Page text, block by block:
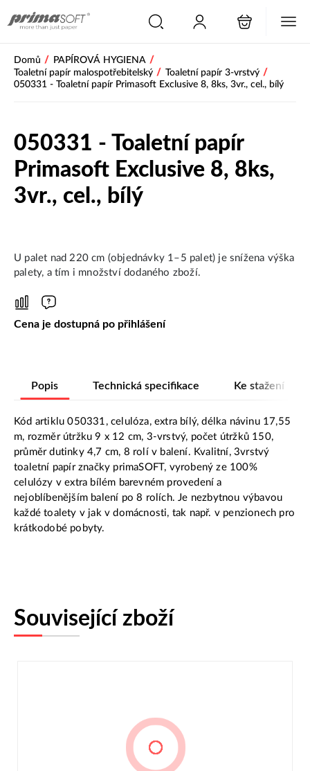
Domů / PAPÍROVÁ HYGIENA /
Toaletní papír malospotřebitelský / Toaletní papír 3-vrstvý /
050331 - Toaletní papír Primasoft Exclusive 8, 8ks, 3vr., cel., bílý
050331 - Toaletní papír
Primasoft Exclusive 8, 8ks,
3vr., cel., bílý
U palet nad 220 cm (objednávky 1–5 palet) je snížena výška
palety, a tím i množství dodaného zboží.
Cena je dostupná po přihlášení
Popis Technická specifikace Ke stažení
Kód artiklu 050331, celulóza, extra bílý, délka návinu 17,55
m, rozměr útržku 9 x 12 cm, 3-vrstvý, počet útržků 150,
průměr dutinky 4,7 cm, 8 rolí v balení. Kvalitní, 3vrstvý
toaletní papír značky primaSOFT, vyrobený ze 100%
celulózy v extra bílém barevném provedení a
nejoblíbenějším balení po 8 rolích. Je nezbytnou výbavou
každé toalety v jak v domácnosti, tak např. v penzionech pro
krátkodobé pobyty.
Související zboží